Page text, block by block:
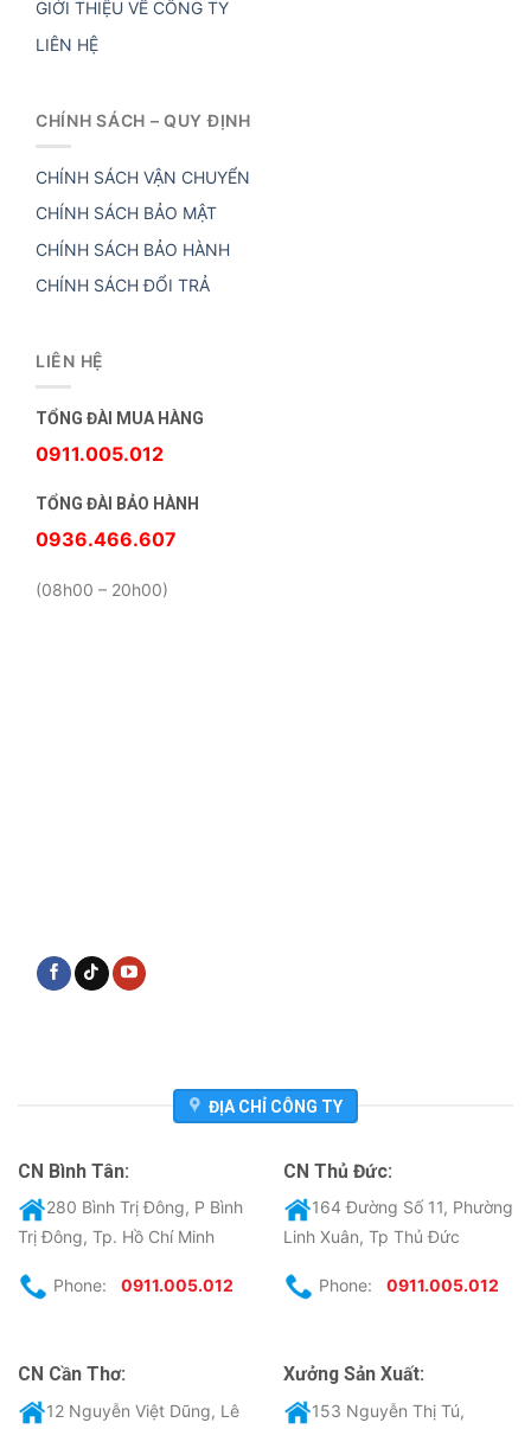
GIỚI THIỆU VỀ CÔNG TY
LIÊN HỆ
CHÍNH SÁCH – QUY ĐỊNH
CHÍNH SÁCH VẬN CHUYỂN
CHÍNH SÁCH BẢO MẬT
CHÍNH SÁCH BẢO HÀNH
CHÍNH SÁCH ĐỔI TRẢ
LIÊN HỆ
TỔNG ĐÀI MUA HÀNG
0911.005.012
TỔNG ĐÀI BẢO HÀNH
0936.466.607
(08h00 – 20h00)
ĐỊA CHỈ CÔNG TY
CN Bình Tân:
280 Bình Trị Đông, P Bình
Trị Đông, Tp. Hồ Chí Minh
Phone: 0911.005.012
CN Thủ Đức:
164 Đường Số 11, Phường
Linh Xuân, Tp Thủ Đức
Phone: 0911.005.012
CN Cần Thơ:
12 Nguyễn Việt Dũng, Lê
Xưởng Sản Xuất:
153 Nguyễn Thị Tú,